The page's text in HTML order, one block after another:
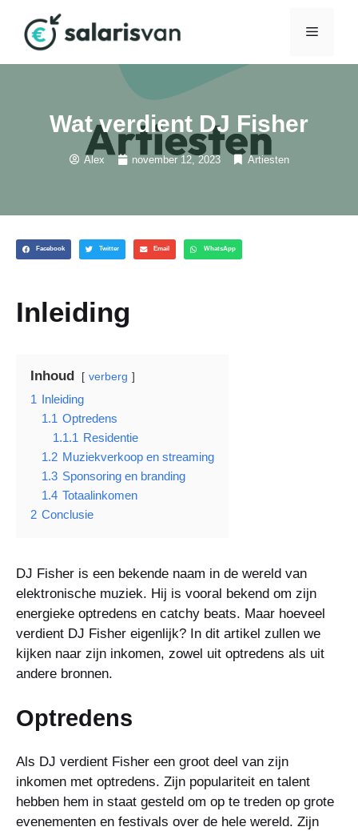
Wat verdient DJ Fisher
Alex november 12, 2023 Artiesten
Facebook Twitter Email WhatsApp
Inleiding
Inhoud verberg
1 Inleiding
1.1 Optredens
1.1.1 Residentie
1.2 Muziekverkoop en streaming
1.3 Sponsoring en branding
1.4 Totaalinkomen
2 Conclusie
DJ Fisher is een bekende naam in de wereld van
elektronische muziek. Hij is vooral bekend om zijn
energieke optredens en catchy beats. Maar hoeveel
verdient DJ Fisher eigenlijk? In dit artikel zullen we
kijken naar zijn inkomen, zowel uit optredens als uit
andere bronnen.
Optredens
Als DJ verdient Fisher een groot deel van zijn
inkomen met optredens. Zijn populariteit en talent
hebben hem in staat gesteld om op te treden op grote
evenementen en festivals over de hele wereld. Zijn